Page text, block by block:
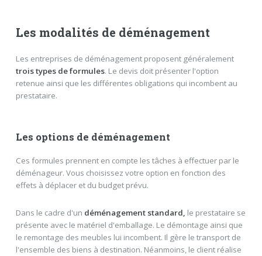
Les modalités de déménagement
Les entreprises de déménagement proposent généralement
trois types de formules. Le devis doit présenter l'option
retenue ainsi que les différentes obligations qui incombent au
prestataire.
Les options de déménagement
Ces formules prennent en compte les tâches à effectuer par le
déménageur. Vous choisissez votre option en fonction des
effets à déplacer et du budget prévu.
Dans le cadre d'un déménagement standard, le prestataire se
présente avec le matériel d'emballage. Le démontage ainsi que
le remontage des meubles lui incombent. Il gère le transport de
l'ensemble des biens à destination. Néanmoins, le client réalise